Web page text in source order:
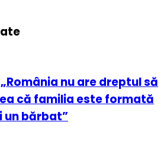
nu are dreptul să
că familia este formată
un bărbat”